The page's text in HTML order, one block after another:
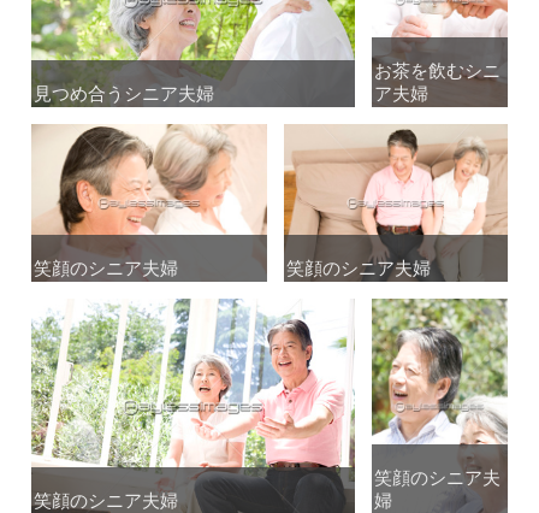
見つめ合うシニア夫婦
見つめ合うシニア夫婦
お茶を飲むシニ
ア夫婦
お茶を飲むシニ
ア夫婦
笑顔のシニア夫婦
笑顔のシニア夫婦 笑顔のシニア夫婦
笑顔のシニア夫婦
笑顔のシニア夫婦
笑顔のシニア夫婦
笑顔のシニア夫
婦
笑顔のシニア夫
婦